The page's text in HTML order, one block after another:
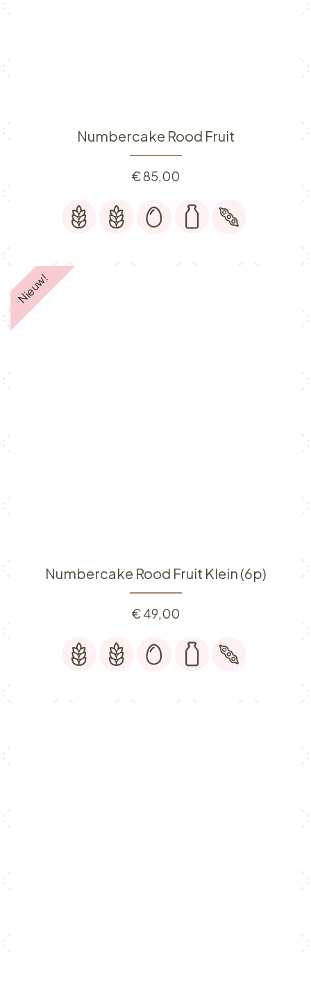
Numbercake Rood Fruit
€85,00
Nieuw!
Numbercake Rood Fruit Klein (6p)
€49,00